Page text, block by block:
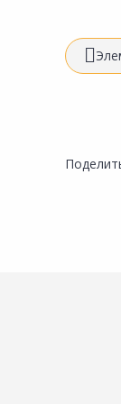
Освещение
Сауны и